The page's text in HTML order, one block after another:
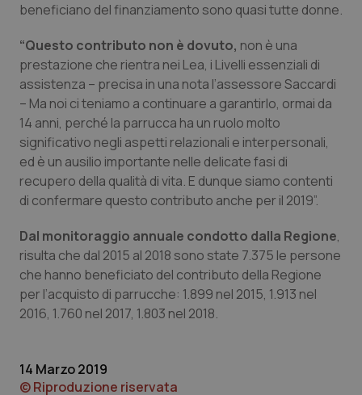
Molise
Piemonte
Provincia Autonoma di Bolzano
Provincia Autonoma di Trento
Puglia
Sardegna
Sicilia
Toscana
Epatiti
HIV
Infezioni & Febbre
Ipertensione & Scompenso
Malattie rare
Malattia di Crohn & Rettocolite Ulcerosa
Neuroscienze & patologie neurodegenerative
Obesità
beneficiano del finanziamento sono quasi tutte donne.
“Questo contributo non è dovuto, non è una
prestazione che rientra nei Lea, i Livelli essenziali di
assistenza – precisa in una nota l’assessore Saccardi
– Ma noi ci teniamo a continuare a garantirlo, ormai da
14 anni, perché la parrucca ha un ruolo molto
significativo negli aspetti relazionali e interpersonali,
ed è un ausilio importante nelle delicate fasi di
recupero della qualità di vita. E dunque siamo contenti
di confermare questo contributo anche per il 2019”.
Dal monitoraggio annuale condotto dalla Regione,
risulta che dal 2015 al 2018 sono state 7.375 le persone
che hanno beneficiato del contributo della Regione
per l’acquisto di parrucche: 1.899 nel 2015, 1.913 nel
2016, 1.760 nel 2017, 1.803 nel 2018.
14 Marzo 2019
© Riproduzione riservata